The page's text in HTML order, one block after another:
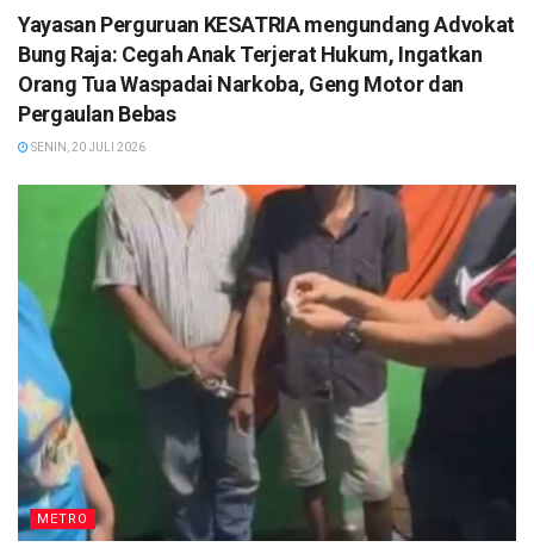
Yayasan Perguruan KESATRIA mengundang Advokat
Bung Raja: Cegah Anak Terjerat Hukum, Ingatkan
Orang Tua Waspadai Narkoba, Geng Motor dan
Pergaulan Bebas
SENIN, 20 JULI 2026
METRO